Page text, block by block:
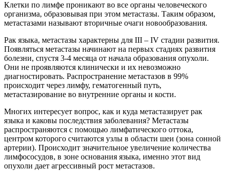
Клетки по лимфе проникают во все органы человеческого
организма, образовывая при этом метастазы. Таким образом,
метастазами называют вторичные очаги новообразования.
Рак языка, метастазы характерны для III – IV стадии развития.
Появляться метастазы начинают на первых стадиях развития
болезни, спустя 3-4 месяца от начала образования опухоли.
Они не проявляются клинически и их невозможно
диагностировать. Распространение метастазов в 99%
происходит через лимфу, гематогенный путь,
метастазирование во внутренние органы и кости.
Многих интересует вопрос, как и куда метастазирует рак
языка и каковы последствия заболевания? Метастазы
распространяются с помощью лимфатического оттока,
центром которого считаются узлы в области шеи (зона сонной
артерии). Происходит значительное увеличение количества
лимфососудов, в зоне основания языка, именно этот вид
опухоли дает агрессивный рост метастазов.